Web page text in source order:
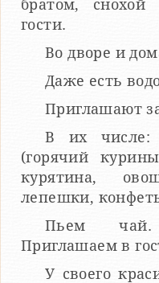
братом,
гости.
Во дворе и
Даже есть
Приглашают
В их числе:
(горячий
курятина,
лепешки,
Пьем чай.
Приглашаем в
У своего